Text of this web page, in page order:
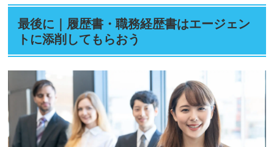
最後に｜履歴書・職務経歴書はエージェン
トに添削してもらおう